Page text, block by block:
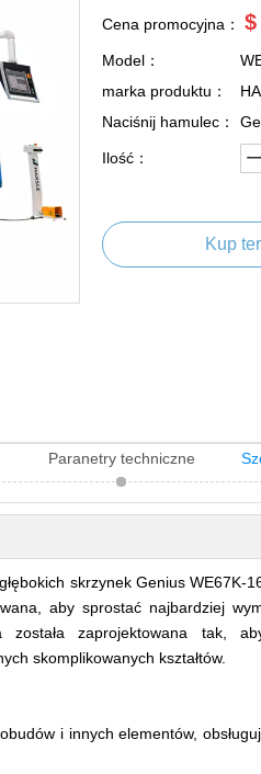
Cena promocyjna： $
Model：
marka produktu：
Naciśnij hamulec：
Ilość：
Kup
Paranetry techniczne
skrzynek Genius
aby sprostać najbardziej
została zaprojektowana tak,
skomplikowanych kształtów.
i innych elementów,